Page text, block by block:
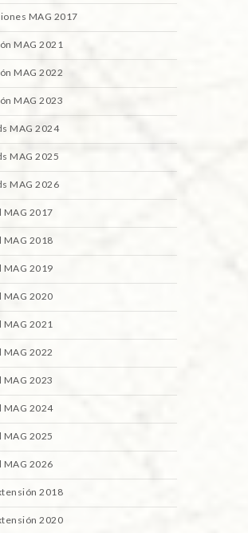
MAG 2017
MAG 2021
MAG 2022
MAG 2023
MAG 2024
MAG 2025
MAG 2026
MAG 2017
MAG 2018
MAG 2019
MAG 2020
MAG 2021
MAG 2022
MAG 2023
MAG 2024
MAG 2025
MAG 2026
2018
2020